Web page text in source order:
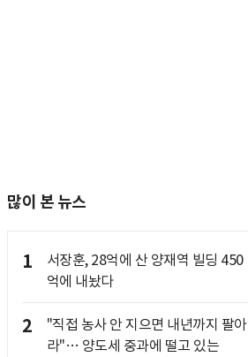
많이 본 뉴스
1
서장훈, 28억에 산 양재역 빌딩 450
억에 내놨다
2
"직접 농사 안 지으면 내년까지 팔아
라"… 양도세 중과에 떨고 있는